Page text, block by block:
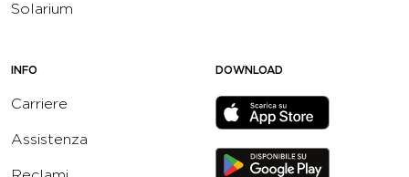
Solarium
INFO
Carriere
Assistenza
DOWNLOAD